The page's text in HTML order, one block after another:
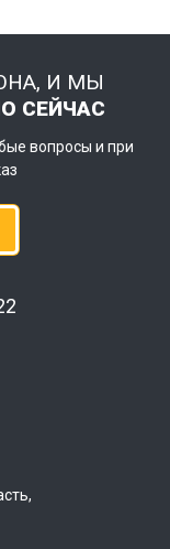
И МЫ
СЕЙЧАС
вопросы и при